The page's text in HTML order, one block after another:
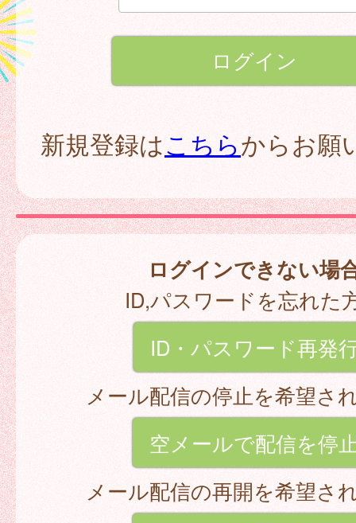
新規登録はこちらからお願
ログインできない場
ID,パスワードを忘れた
ID・パスワード再発
メール配信の停止を希望さ
空メールで配信を停
メール配信の再開を希望さ